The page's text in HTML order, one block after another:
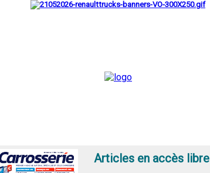
Articles en accès libre